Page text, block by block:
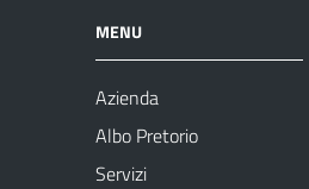
MENU
Azienda
Albo Pretorio
Servizi